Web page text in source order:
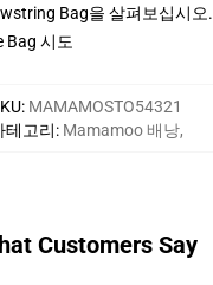
Bag을 살펴보십시오.
Bag 시도
: MAMAMOSTO54321
테고리: Mamamoo 배낭,
Customers Say